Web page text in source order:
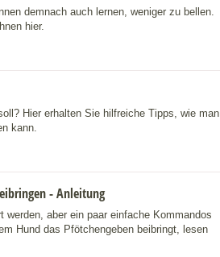
demnach auch lernen, weniger zu bellen.
hier.
Hier erhalten Sie hilfreiche Tipps, wie man
kann.
- Anleitung
werden, aber ein paar einfache Kommandos
Hund das Pfötchengeben beibringt, lesen